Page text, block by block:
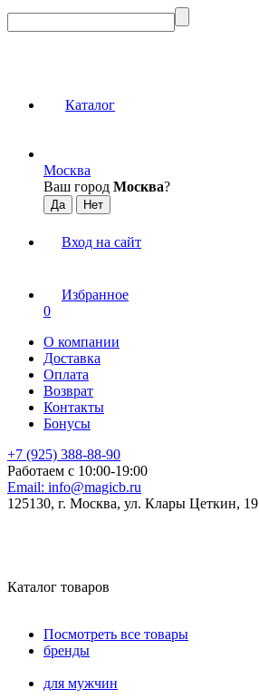
Каталог
Москва
Ваш город Москва?
Вход на сайт
Избранное
0
О компании
Доставка
Оплата
Возврат
Контакты
Бонусы
+7 (925) 388-88-90
Работаем с 10:00-19:00
Email: info@magicb.ru
125130, г. Москва, ул. Клары Цеткин, 19
Каталог товаров
Посмотреть все товары
бренды
для мужчин